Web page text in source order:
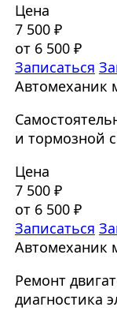
Цена
7 500 ₽
от 6 500 ₽
Записаться
Автомеханик
и тормозной
Цена
7 500 ₽
от 6 500 ₽
Записаться
Автомеханик
Ремонт
диагностика